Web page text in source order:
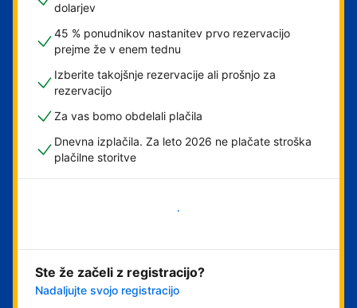
dolarjev
45 % ponudnikov nastanitev prvo rezervacijo
prejme že v enem tednu
Izberite takojšnje rezervacije ali prošnjo za
rezervacijo
Za vas bomo obdelali plačila
Dnevna izplačila. Za leto 2026 ne plačate stroška
plačilne storitve
Ste že začeli z registracijo?
Nadaljujte svojo registracijo